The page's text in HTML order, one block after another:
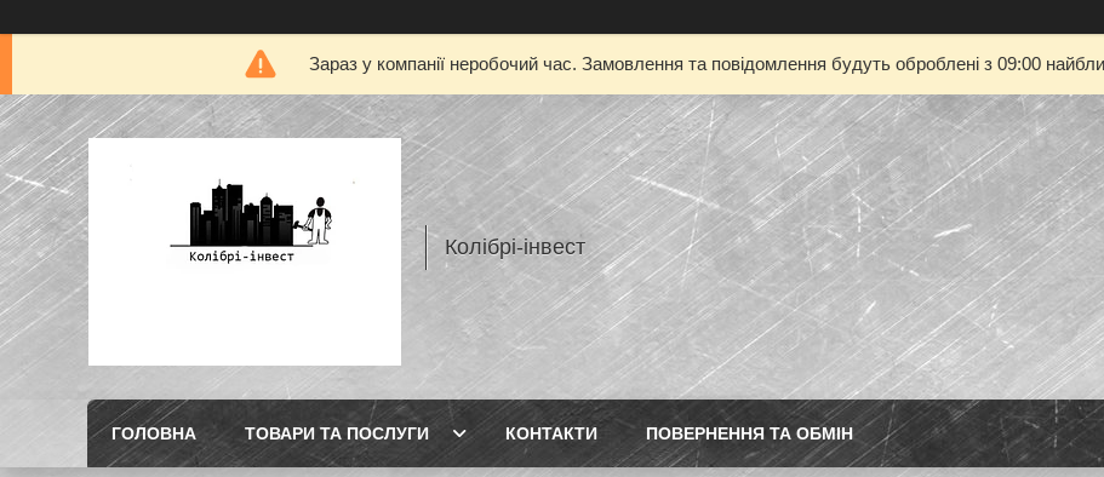
Зараз у компанії неробочий час. Замовлення та повідомлення будуть оброблені з 09:00
Колібрі-інвест
ГОЛОВНА ТОВАРИ ТА ПОСЛУГИ КОНТАКТИ ПОВЕРНЕННЯ ТА ОБМІН